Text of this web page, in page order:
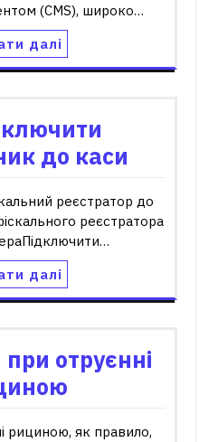
(CMS), широко…
далі
до каси
реєстратор до
реєстратора
далі
отруєнні
рициною, як правило,